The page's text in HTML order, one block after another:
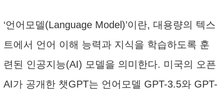
‘언어모델(Language Model)’이란, 대용량의 텍스
트에서 언어 이해 능력과 지식을 학습하도록 훈
련된 인공지능(AI) 모델을 의미한다. 미국의 오픈
AI가 공개한 챗GPT는 언어모델 GPT-3.5와 GPT-